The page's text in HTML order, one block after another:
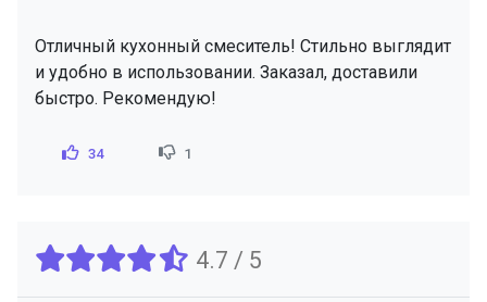
Отличный кухонный смеситель! Стильно выглядит
и удобно в использовании. Заказал, доставили
быстро. Рекомендую!
34 1
4.7 / 5